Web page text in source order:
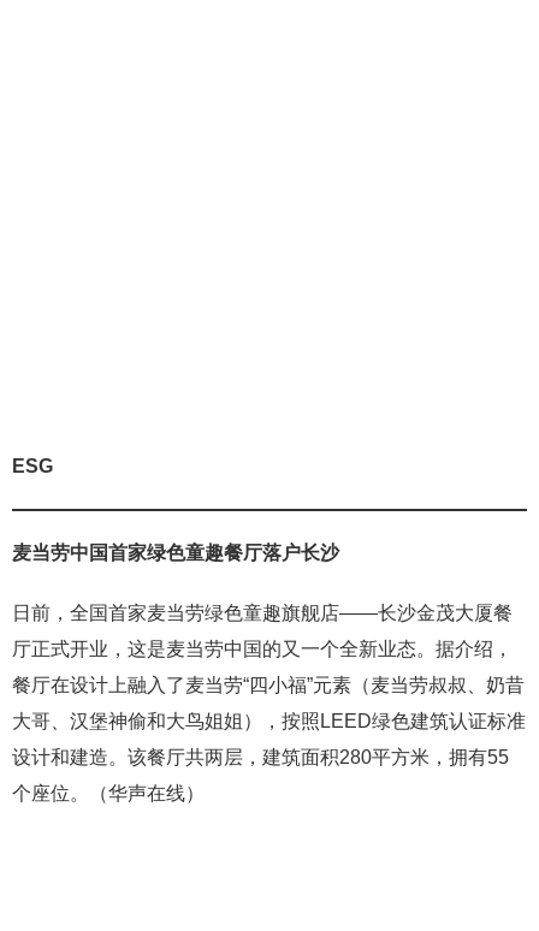
ESG
麦当劳中国首家绿色童趣餐厅落户长沙
日前，全国首家麦当劳绿色童趣旗舰店——长沙金茂大厦餐
厅正式开业，这是麦当劳中国的又一个全新业态。据介绍，
餐厅在设计上融入了麦当劳“四小福”元素（麦当劳叔叔、奶昔
大哥、汉堡神偷和大鸟姐姐），按照LEED绿色建筑认证标准
设计和建造。该餐厅共两层，建筑面积280平方米，拥有55
个座位。（华声在线）